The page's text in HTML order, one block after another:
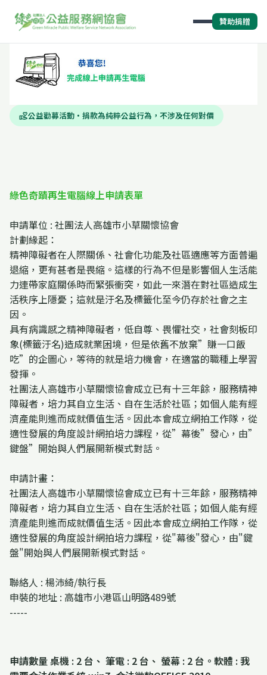
贊助捐贈
volunteer_activism公益勸募活動・捐款為純粹公益行為，不涉及任何對價
綠色奇蹟再生電腦線上申請表單
申請單位 : 社團法人高雄市小草關懷協會
計劃緣起：
精神障礙者在人際關係、社會化功能及社區適應等方面普遍
退縮，更有甚者是畏縮。這樣的行為不但是影響個人生活能
力連帶家庭關係時而緊張衝突，如此一來潛在對社區造成生
活秩序上隱憂；這就是汙名及標籤化至今仍存於社會之主
因。
具有病識感之精神障礙者，低自尊、畏懼社交，社會刻板印
象(標籤汙名)造成就業困境，但是依舊不放棄”賺一口飯
吃”的企圖心，等待的就是培力機會，在適當的職種上學習
發揮。
社團法人高雄市小草關懷協會成立已有十三年餘，服務精神
障礙者，培力其自立生活、自在生活於社區；如個人能有經
濟產能則進而成就價值生活。因此本會成立網拍工作隊，從
適性發展的角度設計網拍培力課程，從”幕後”發心，由”
鍵盤”開始與人們展開新模式對話。
申請計畫：
社團法人高雄市小草關懷協會成立已有十三年餘，服務精神
障礙者，培力其自立生活、自在生活於社區；如個人能有經
濟產能則進而成就價值生活。因此本會成立網拍工作隊，從
適性發展的角度設計網拍培力課程，從"幕後"發心，由"鍵
盤"開始與人們展開新模式對話。
聯絡人 : 楊沛綺/執行長
申裝的地址 : 高雄市小港區山明路489號
-----
申請數量 桌機 : 2 台、 筆電 : 2 台、 螢幕 : 2 台。軟體 : 我